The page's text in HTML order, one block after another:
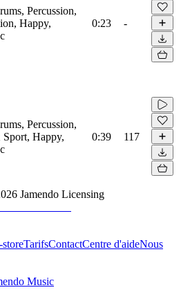
Percussion,
Happy,
0:23 -
Percussion,
Happy,
0:39 117
Jamendo Licensing
TarifsContactCentre d'aideNous
Music